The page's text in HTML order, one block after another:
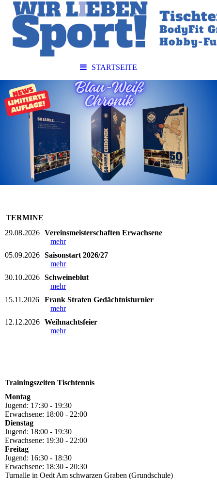
STARTSEITE
TERMINE
29.08.2026 Vereinsmeisterschaften Erwachsene
mehr
05.09.2026 Saisonstart 2026/27
mehr
30.10.2026 Schweineblut
mehr
15.11.2026
Frank Straten Gedächtnisturnier
mehr
12.12.2026 Weihnachtsfeier
mehr
Trainingszeiten Tischtennis
Montag
Jugend: 17:30 - 19:30
Erwachsene: 18:00 - 22:00
Dienstag
Jugend: 18:00 - 19:30
Erwachsene: 19:30 - 22:00
Freitag
Jugend: 16:30 - 18:30
Erwachsene: 18:30 - 20:30
Turnalle in Oedt Am schwarzen Graben (Grundschule)